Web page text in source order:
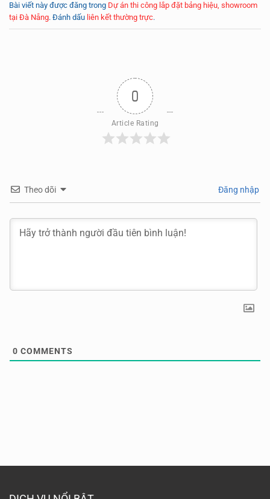
Bài viết này được đăng trong Dự án thi công lắp đặt bảng hiệu, showroom
tại Đà Nẵng. Đánh dấu liên kết thường trực.
0
Article Rating
Theo dõi Đăng nhập
0 COMMENTS